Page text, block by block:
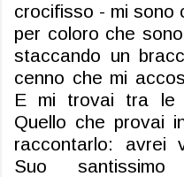
crocifisso - mi sono
per coloro che
staccando un
cenno che mi
E mi trovai tra le
Quello che provai
raccontarlo: avrei
Suo